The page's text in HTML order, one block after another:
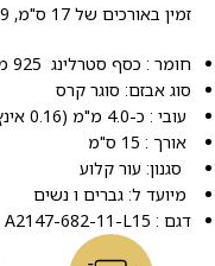
זמין באורכים של 17 ס"מ, 19 ס"מ או 21 ס"מ.
חומר : כסף סטרלינג 925 מושחר , עור
סוג אבזם: סוגר קרס
עובי : כ-4.0 מ"מ (0.16 אינץ')
אורך : 15 ס"מ
סגנון: עור קלוע
מיועד ל: גברים ו נשים
דגם : A2147-682-11-L15